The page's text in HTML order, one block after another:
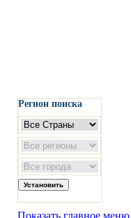
Регион поиска
Показать главное меню